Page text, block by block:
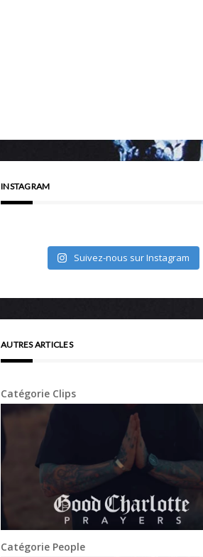
INSTAGRAM
Suivez-nous sur Instagram
AUTRES ARTICLES
Catégorie Clips
Catégorie People